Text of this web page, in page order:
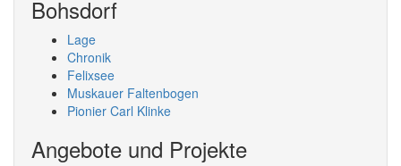
Bohsdorf
Lage
Chronik
Felixsee
Muskauer Faltenbogen
Pionier Carl Klinke
Angebote und Projekte